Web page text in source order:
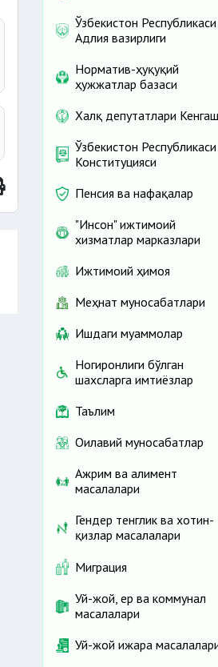
Ўзбекистон Республикаси
Адлия вазирлиги
Норматив-ҳуқуқий
ҳужжатлар базаси
Халқ депутатлари
Ўзбекистон Республикаси
Конституцияси
Пенсия ва нафақалар
"Инсон" ижтимоий
хизматлар марказлари
Ижтимоий ҳимоя
Меҳнат муносабатлари
Ишдаги муаммолар
Ногиронлиги бўлган
шахсларга имтиёзлар
Таълим
Оилавий муносабатлар
Ажрим ва алимент
масалалари
Гендер тенглик ва хотин-
қизлар масалалари
Миграция
Уй-жой, ер ва коммунал
масалалари
Уй-жой ижара